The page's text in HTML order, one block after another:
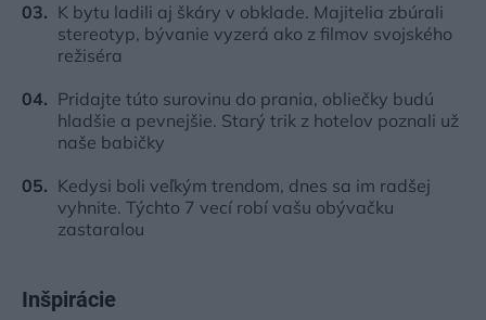
K bytu ladili aj škáry v obklade. Majitelia zbúrali
stereotyp, bývanie vyzerá ako z filmov svojského
režiséra
Pridajte túto surovinu do prania, obliečky budú
hladšie a pevnejšie. Starý trik z hotelov poznali už
naše babičky
Kedysi boli veľkým trendom, dnes sa im radšej
vyhnite. Týchto 7 vecí robí vašu obývačku
zastaralou
Inšpirácie